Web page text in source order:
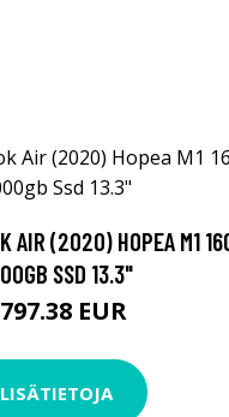
AIR (2020) HOPEA M1
SSD 13.3"
EUR
LISÄTIETOJA